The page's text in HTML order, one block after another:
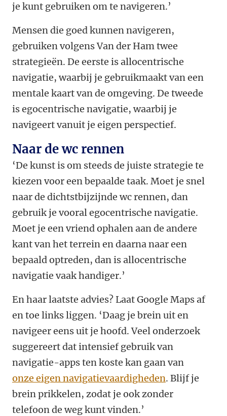
je kunt gebruiken om te navigeren.’
Mensen die goed kunnen navigeren,
gebruiken volgens Van der Ham twee
strategieën. De eerste is allocentrische
navigatie, waarbij je gebruikmaakt van een
mentale kaart van de omgeving. De tweede
is egocentrische navigatie, waarbij je
navigeert vanuit je eigen perspectief.
Naar de wc rennen
‘De kunst is om steeds de juiste strategie te
kiezen voor een bepaalde taak. Moet je snel
naar de dichtstbijzijnde wc rennen, dan
gebruik je vooral egocentrische navigatie.
Moet je een vriend ophalen aan de andere
kant van het terrein en daarna naar een
bepaald optreden, dan is allocentrische
navigatie vaak handiger.’
En haar laatste advies? Laat Google Maps af
en toe links liggen. ‘Daag je brein uit en
navigeer eens uit je hoofd. Veel onderzoek
suggereert dat intensief gebruik van
navigatie-apps ten koste kan gaan van
onze eigen navigatievaardigheden. Blijf je
brein prikkelen, zodat je ook zonder
telefoon de weg kunt vinden.’